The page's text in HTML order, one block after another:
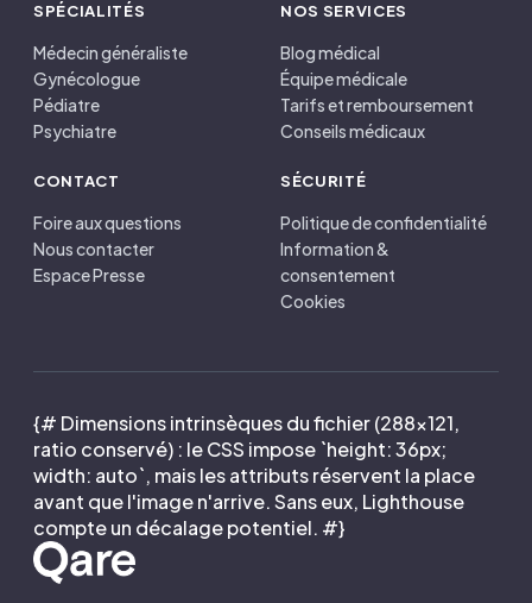
SPÉCIALITÉS
Médecin généraliste
Gynécologue
Pédiatre
Psychiatre
NOS SERVICES
Blog médical
Équipe médicale
Tarifs et remboursement
Conseils médicaux
CONTACT
Foire aux questions
Nous contacter
Espace Presse
SÉCURITÉ
Politique de confidentialité
Information &
consentement
Cookies
{# Dimensions intrinsèques du fichier (288×121,
ratio conservé) : le CSS impose `height: 36px;
width: auto`, mais les attributs réservent la place
avant que l'image n'arrive. Sans eux, Lighthouse
compte un décalage potentiel. #}